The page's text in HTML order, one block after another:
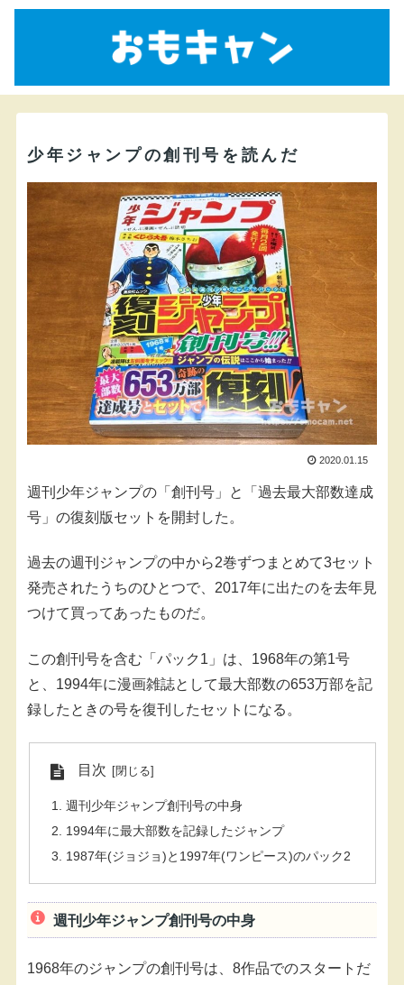
少年ジャンプの創刊号を読んだ
2020.01.15
週刊少年ジャンプの「創刊号」と「過去最大部数達成
号」の復刻版セットを開封した。
過去の週刊ジャンプの中から2巻ずつまとめて3セット
発売されたうちのひとつで、2017年に出たのを去年見
つけて買ってあったものだ。
この創刊号を含む「パック1」は、1968年の第1号
と、1994年に漫画雑誌として最大部数の653万部を記
録したときの号を復刊したセットになる。
目次
週刊少年ジャンプ創刊号の中身
1994年に最大部数を記録したジャンプ
1987年(ジョジョ)と1997年(ワンピース)のパック2
週刊少年ジャンプ創刊号の中身
1968年のジャンプの創刊号は、8作品でのスタートだ